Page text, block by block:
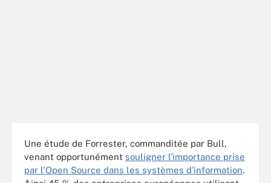
Une étude de Forrester, commanditée par Bull,
venant opportunément souligner l'importance prise
par l'Open Source dans les systèmes d'information.